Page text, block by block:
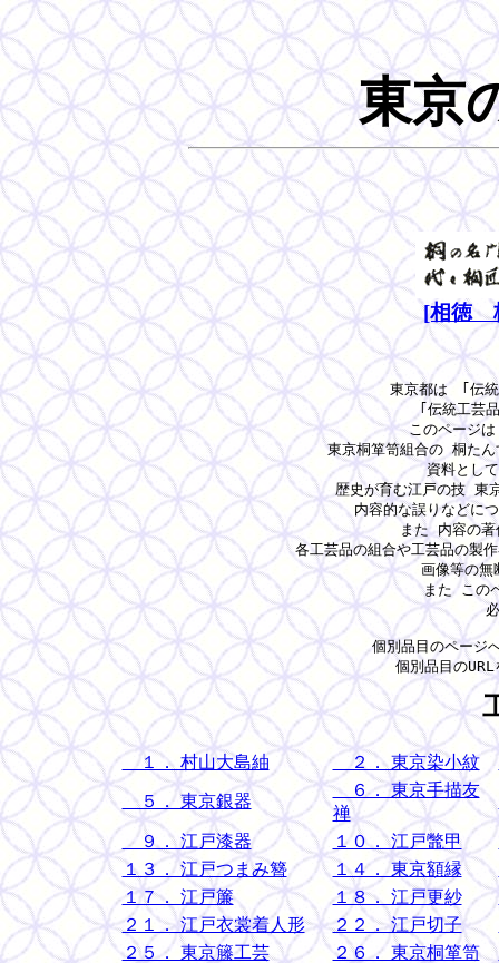
東京
[相徳
東京都は　｢伝
｢伝統工芸品
このページは
東京桐箪笥組合の 桐たん
資料として
歴史が育む江戸の技 東
内容的な誤りなどに
また 内容の著
各工芸品の組合や工芸品の製作者
画像等の無
また この
個別品目のページ
１． 村山大島紬 ２． 東京染小紋
５． 東京銀器
６． 東京手描友
禅
９． 江戸漆器 １０． 江戸鼈甲
１３． 江戸つまみ簪
１４． 東京額縁
１７． 江戸簾
１８． 江戸更紗
２１． 江戸衣裳着人形
２２． 江戸切子
２５． 東京籐工芸
２６． 東京桐箪笥